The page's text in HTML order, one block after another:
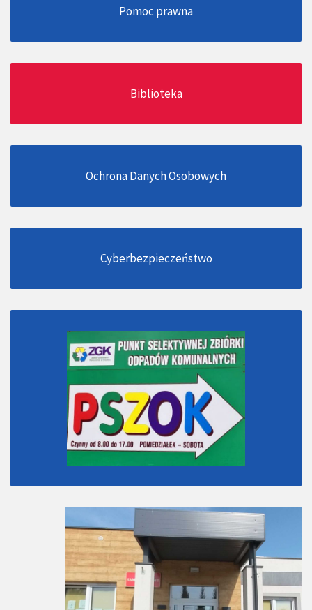
Pomoc prawna
Biblioteka
Ochrona Danych Osobowych
Cyberbezpieczeństwo